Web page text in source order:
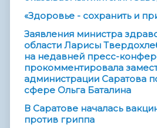
«Здоровье - сохранить и
Заявления министра
области Ларисы
на недавней пресс-
прокомментировала
администрации Саратова
сфере Ольга Баталина
В Саратове началась
против гриппа